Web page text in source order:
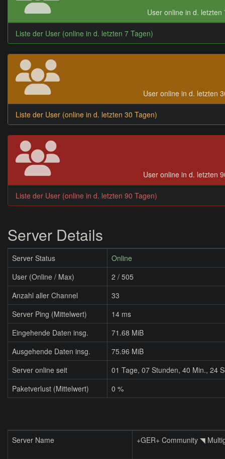
User online in d. letzten
Liste der User (online in d. letzten 7 Tagen)
User online in d. letzten
Liste der User (online in d. letzten 30 Tagen)
User online in d. letzten
Liste der User (online in d. letzten 90 Tagen)
Server Details
Server Status
Online
User (Online / Max)
2 / 505
Anzahl aller Channel
33
Server Ping (Mittelwert)
14 ms
Eingehende Daten insg.
71.68 MiB
Ausgehende Daten insg.
75.96 MiB
Server online seit
01 Tage, 07 Stunden, 40 Min., 24
Paketverlust (Mittelwert)
0 %
Server Name +GER+ Community ◥